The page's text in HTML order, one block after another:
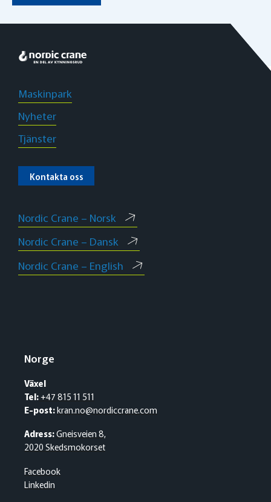
Maskinpark
Nyheter
Tjänster
Kontakta oss
Nordic Crane – Norsk
Nordic Crane – Dansk
Nordic Crane – English
Norge
Växel
Tel:+47 815 11 511
E-post:kran.no@nordiccrane.com
Adress:Gneisveien 8,
2020 Skedsmokorset
Facebook
Linkedin